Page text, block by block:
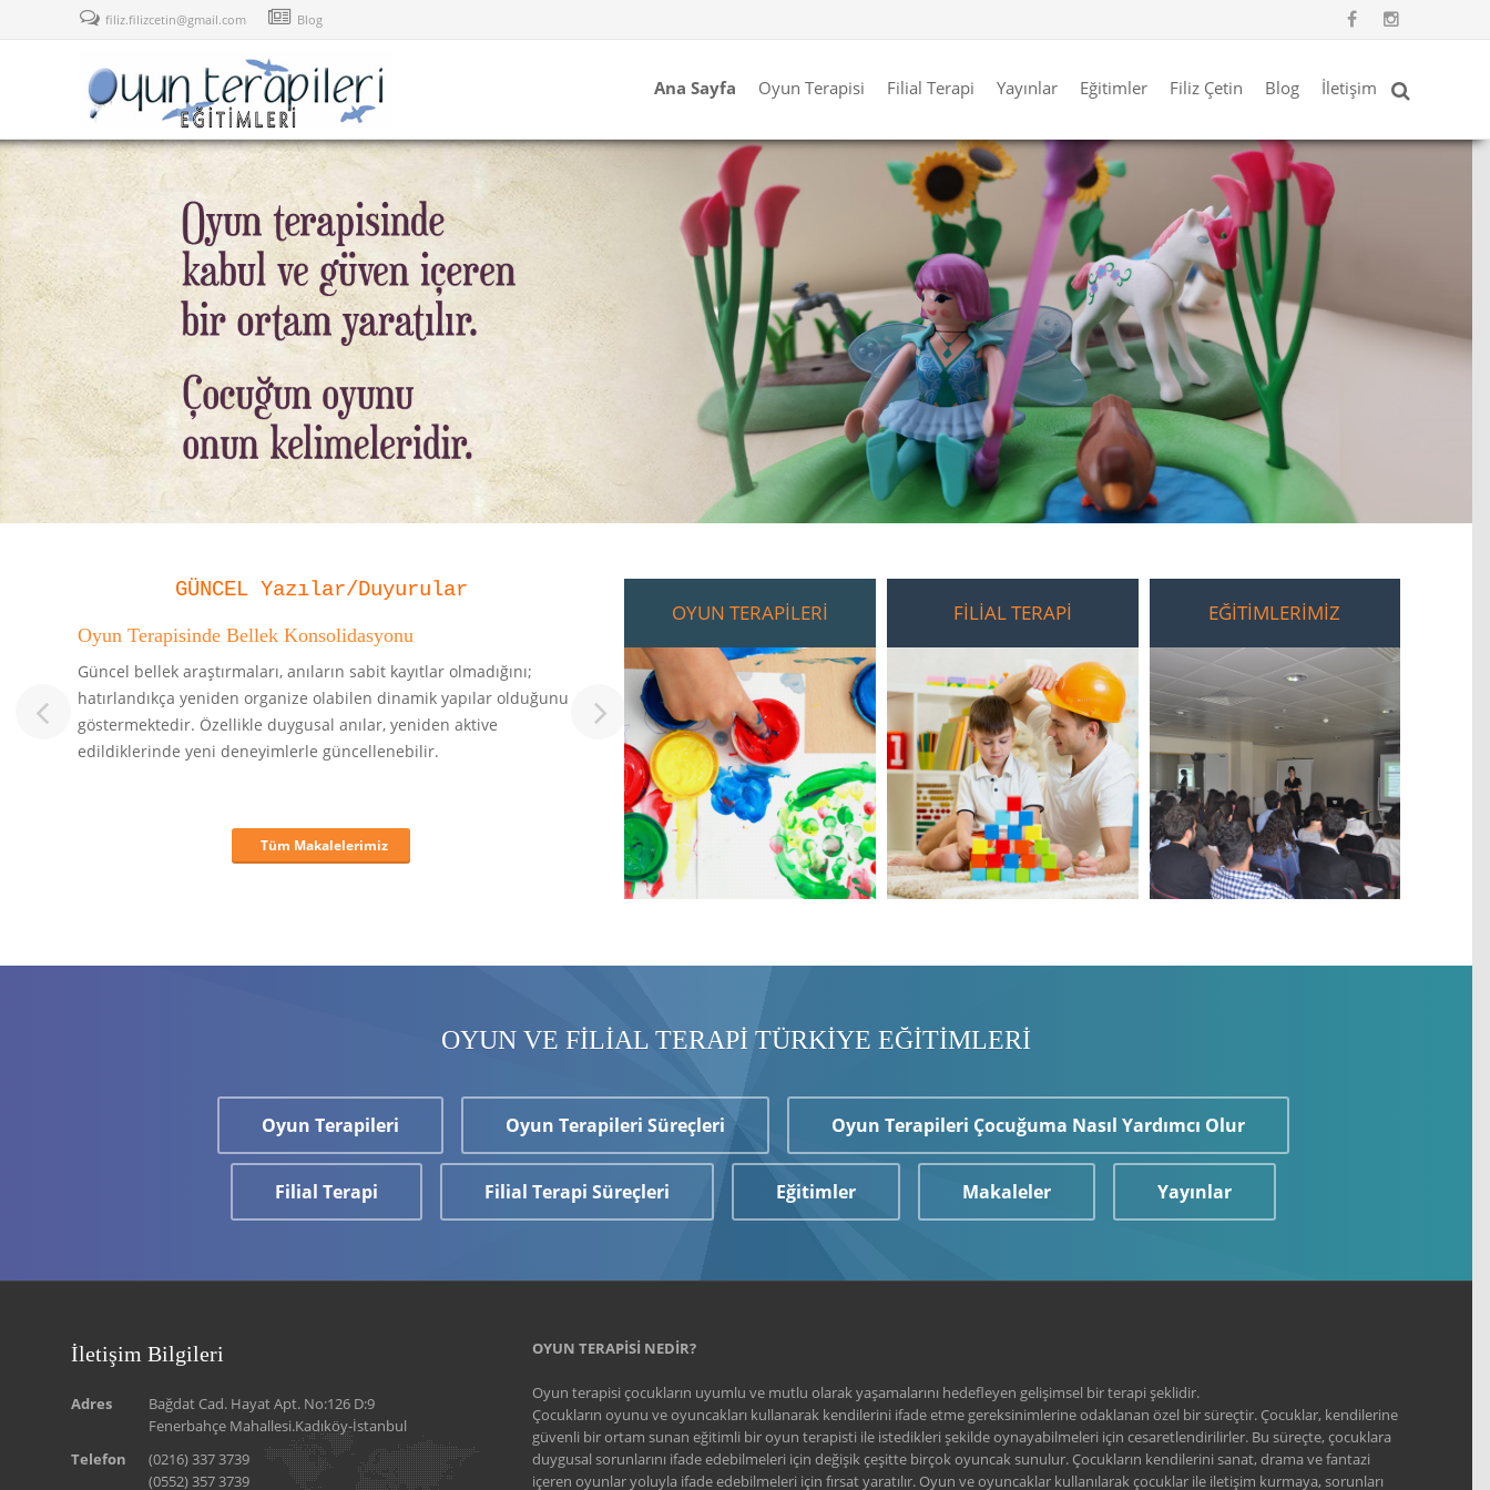
filiz.filizcetin@gmail.com Blog
Ana Sayfa Oyun Terapisi Filial Terapi Yayınlar Eğitimler Filiz Çetin Blog İletişim
GÜNCEL Yazılar/Duyurular
Oyun Terapisinde Bellek Konsolidasyonu
Güncel bellek araştırmaları, anıların sabit kayıtlar olmadığını;
hatırlandıkça yeniden organize olabilen dinamik yapılar olduğunu
göstermektedir. Özellikle duygusal anılar, yeniden aktive
edildiklerinde yeni deneyimlerle güncellenebilir.
Nörogörüntüleme çalışmaları, geçmişi hatırlarken ve geleceği
hayal ederken beynin aynı ağı kullandığını gösteriyor.
Previous Next
Tüm Makalelerimiz
OYUN TERAPİLERİ FİLİAL TERAPİ EĞİTİMLERİMİZ
OYUN VE FİLİAL TERAPİ TÜRKİYE EĞİTİMLERİ
Oyun Terapileri Oyun Terapileri Süreçleri Oyun Terapileri Çocuğuma Nasıl Yardımcı Olur
Filial Terapi Filial Terapi Süreçleri Eğitimler Makaleler Yayınlar
İletişim Bilgileri
Adres
Bağdat Cad. Hayat Apt. No:126 D:9
Fenerbahçe Mahallesi.Kadıköy-İstanbul
Telefon
(0216) 337 3739
(0552) 357 3739
OYUN TERAPİSİ NEDİR?
Oyun terapisi çocukların uyumlu ve mutlu olarak yaşamalarını hedefleyen gelişimsel bir terapi şeklidir.
Çocukların oyunu ve oyuncakları kullanarak kendilerini ifade etme gereksinimlerine odaklanan özel bir süreçtir. Çocuklar, kendilerine
güvenli bir ortam sunan eğitimli bir oyun terapisti ile istedikleri şekilde oynayabilmeleri için cesaretlendirilirler. Bu süreçte, çocuklara
duygusal sorunlarını ifade edebilmeleri için değişik çeşitte birçok oyuncak sunulur. Çocukların kendilerini sanat, drama ve fantazi
içeren oyunlar yoluyla ifade edebilmeleri için fırsat yaratılır. Oyun ve oyuncaklar kullanılarak çocuklar ile iletişim kurmaya, sorunları